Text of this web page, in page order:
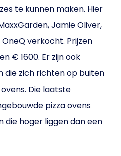
te kunnen maken. Hier
Jamie Oliver,
verkocht. Prijzen
€ 1600. Er zijn ook
die zich richten op buiten
Die laatste
pizza ovens
die hoger liggen dan een